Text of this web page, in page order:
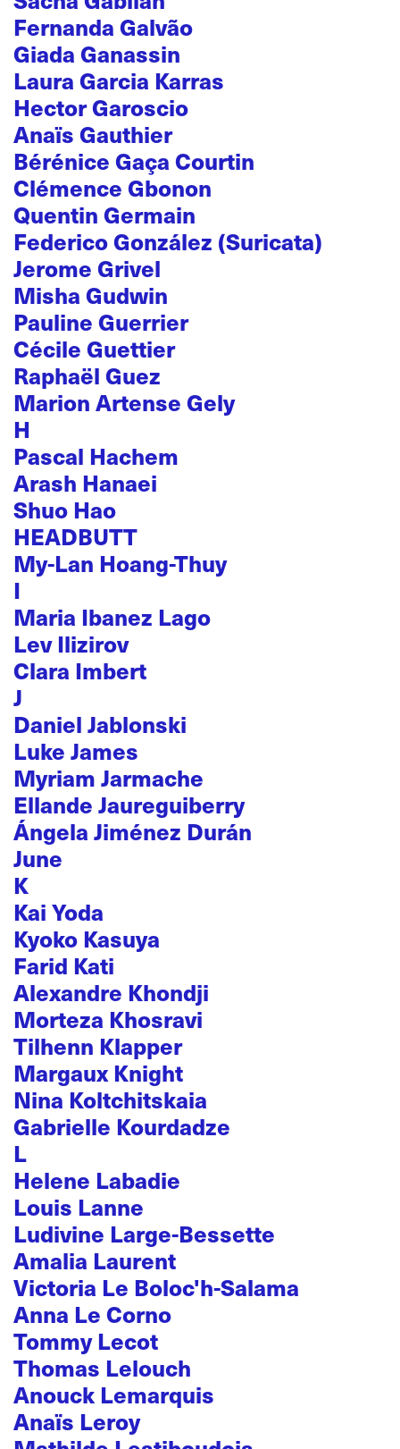
Fernanda Galvão
Giada Ganassin
Laura Garcia Karras
Hector Garoscio
Anaïs Gauthier
Bérénice Gaça Courtin
Clémence Gbonon
Quentin Germain
Federico González (Suricata)
Jerome Grivel
Misha Gudwin
Pauline Guerrier
Cécile Guettier
Raphaël Guez
Marion Artense Gely
H
Pascal Hachem
Arash Hanaei
Shuo Hao
HEADBUTT
My-Lan Hoang-Thuy
I
Maria Ibanez Lago
Lev Ilizirov
Clara Imbert
J
Daniel Jablonski
Luke James
Myriam Jarmache
Ellande Jaureguiberry
Ángela Jiménez Durán
June
K
Kai Yoda
Kyoko Kasuya
Farid Kati
Alexandre Khondji
Morteza Khosravi
Tilhenn Klapper
Margaux Knight
Nina Koltchitskaia
Gabrielle Kourdadze
L
Helene Labadie
Louis Lanne
Ludivine Large-Bessette
Amalia Laurent
Victoria Le Boloc'h-Salama
Anna Le Corno
Tommy Lecot
Thomas Lelouch
Anouck Lemarquis
Anaïs Leroy